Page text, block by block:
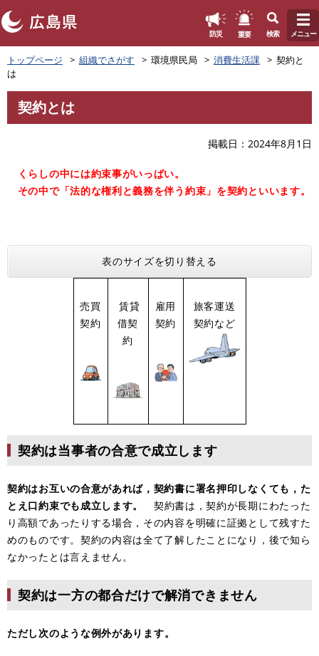
ペ
ー
ジ
の
頭
防災 重要 検索 メニュー
トップページ 組織でさがす 環境県民局 消費生活課
契約と
は
文
契約とは
掲載日 2024年8月1日
くらしの中には約束事がいっぱい。
その中で「法的な権利と義務を伴う約束」を契約といいます。
表のサイズを切り替える
売買
契約
賃貸
借契
約
雇用
契約
旅客運送
契約など
契約は当事者の合意で成立します
契約はお互いの合意があれば，契約書に署名押印しなくても，た
とえ口約束でも成立します。
契約書は，契約が長期にわたった
り高額であったりする場合，その内容を明確に証拠として残すた
めのものです。契約の内容は全て了解したことになり，後で知ら
なかったとは言えません。
契約は一方の都合だけで解消できません
ただし次のような例外があります。